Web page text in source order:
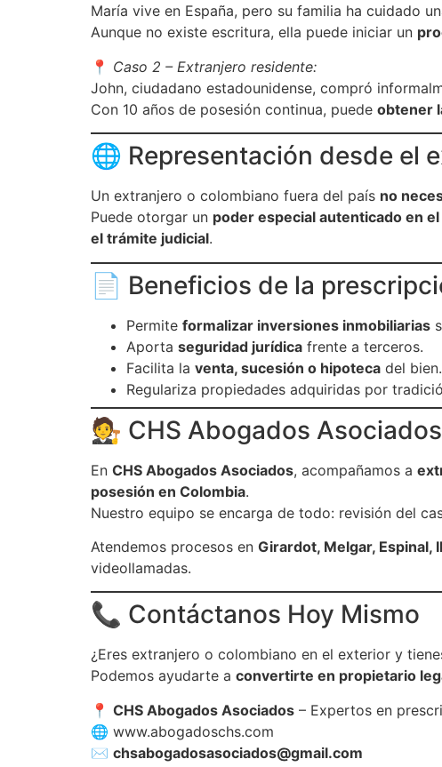
María vive en España, pero su familia ha cuidado
Aunque no existe escritura, ella puede iniciar un
📍 Caso 2 – Extranjero residente:
John, ciudadano estadounidense, compró
Con 10 años de posesión continua, puede obtener
🌐 Representación desde el
Un extranjero o colombiano fuera del país no
Puede otorgar un poder especial autenticado en
el trámite judicial.
📄 Beneficios de la
Permite formalizar inversiones inmobiliarias
Aporta seguridad jurídica frente a terceros.
Facilita la venta, sucesión o hipoteca del bien.
Regulariza propiedades adquiridas por
🧑‍⚖️ CHS Abogados
En CHS Abogados Asociados, acompañamos a
posesión en Colombia.
Nuestro equipo se encarga de todo: revisión del
Atendemos procesos en Girardot, Melgar, Espinal,
videollamadas.
📞 Contáctanos Hoy Mismo
¿Eres extranjero o colombiano en el exterior y
Podemos ayudarte a convertirte en propietario
📍 CHS Abogados Asociados – Expertos en
🌐 www.abogadoschs.com
✉️ chsabogadosasociados@gmail.com